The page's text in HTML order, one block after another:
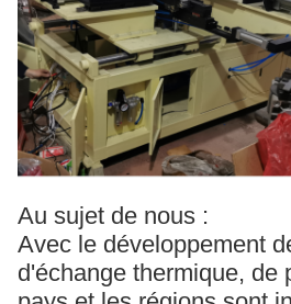
Au sujet de nous :
Avec le développement
d'échange thermique, de